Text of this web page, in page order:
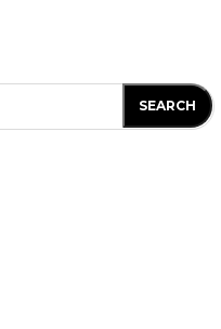
SEARCH